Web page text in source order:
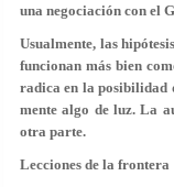
una negociación con el
Usualmente, las
funcionan más bien
radica en la posibilidad
mente algo de luz. La
otra parte.
Lecciones de la frontera